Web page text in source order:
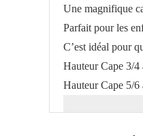
Une magnifique
Parfait pour les
C’est idéal pour
Hauteur Cape 3/4
Hauteur Cape 5/6